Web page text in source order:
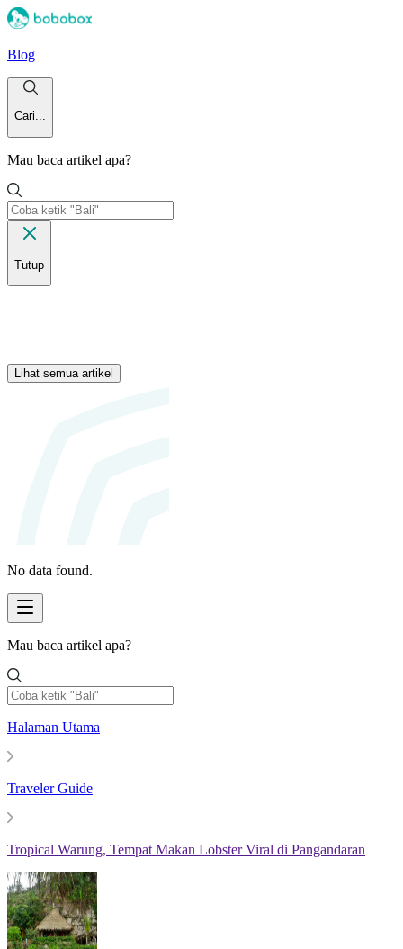
Blog
Cari...
Mau baca artikel apa?
Tutup
Lihat semua artikel
No data found.
Mau baca artikel apa?
Halaman Utama
Traveler Guide
Tropical Warung, Tempat Makan Lobster Viral di Pangandaran